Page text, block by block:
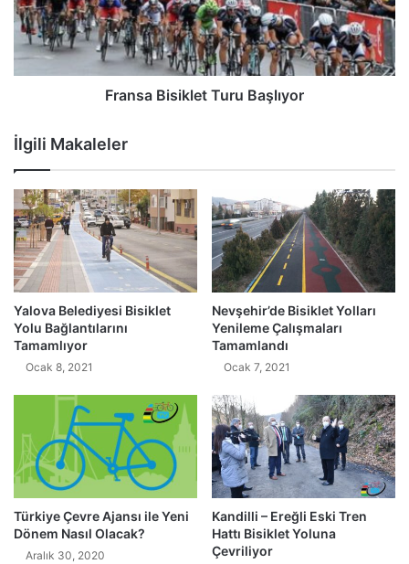
Fransa Bisiklet Turu Başlıyor
İlgili Makaleler
Yalova Belediyesi Bisiklet
Yolu Bağlantılarını
Tamamlıyor
Ocak 8, 2021
Nevşehir’de Bisiklet Yolları
Yenileme Çalışmaları
Tamamlandı
Ocak 7, 2021
Türkiye Çevre Ajansı ile Yeni
Dönem Nasıl Olacak?
Aralık 30, 2020
Kandilli – Ereğli Eski Tren
Hattı Bisiklet Yoluna
Çevriliyor